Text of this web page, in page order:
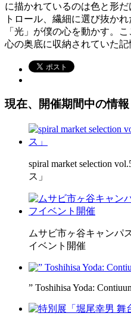
に描かれているのは色と形
トロール、繊細に選び抜か
「光」が僕の心を動かす。
心の奥底に収納されていた記
現在、開催期間中の情報
spiral market selection
ス」
ムサビ市ヶ谷キャンパ
イベント開催
” Toshihisa Yoda: